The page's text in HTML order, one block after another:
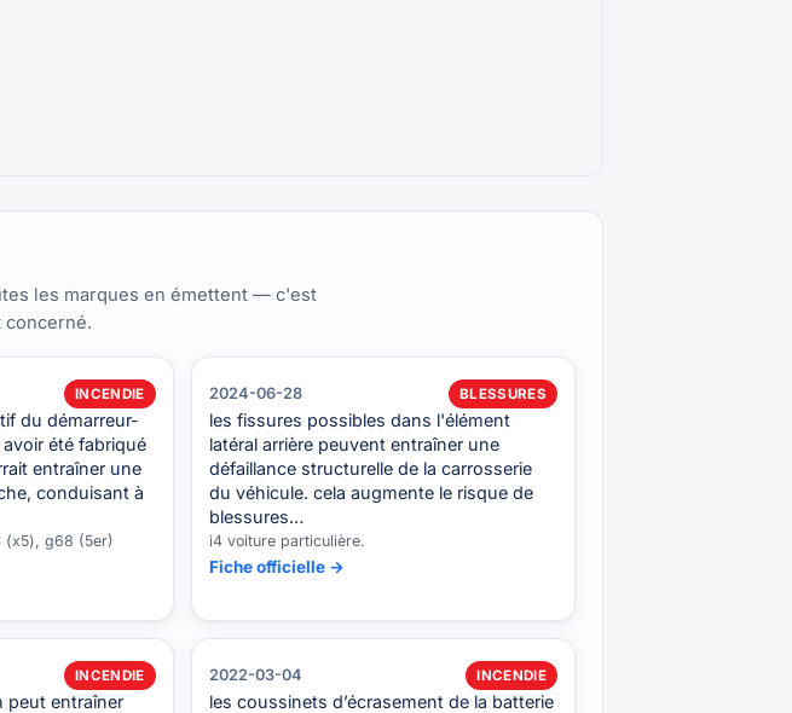
les marques en émettent — c'est
INCENDIE
du démarreur-
été fabriqué
entraîner une
conduisant à
(x5), g68 (5er)
2024-06-28 BLESSURES
les fissures possibles dans l'élément
latéral arrière peuvent entraîner une
défaillance structurelle de la carrosserie
du véhicule. cela augmente le risque de
blessures…
i4 voiture particulière.
Fiche officielle →
INCENDIE
peut entraîner
2022-03-04 INCENDIE
les coussinets d’écrasement de la batterie